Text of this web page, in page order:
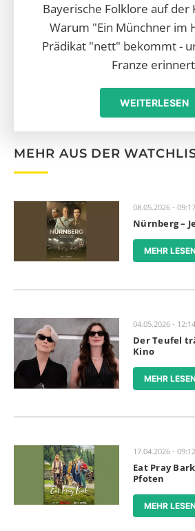
Bayerische Folklore auf der
Warum "Ein Münchner im
Prädikat "nett" bekommt -
Franze
WEITERLESEN
MEHR AUS DER
08.05.2026 - 09:17
Nürnberg –
MEHR
04.05.2026 - 12:14
Der Teufel
Kino
MEHR
17.04.2026 - 09:12
Eat Pray
Pfoten
MEHR